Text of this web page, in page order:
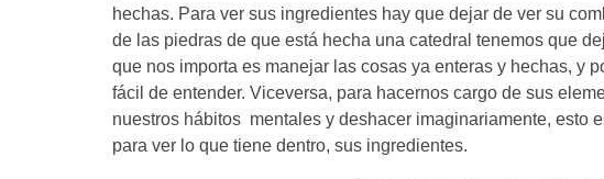
hechas. Para ver sus ingredientes hay que dejar de ver su
de las piedras de que está hecha una catedral tenemos que
que nos importa es manejar las cosas ya enteras y hechas, y
fácil de entender. Viceversa, para hacernos cargo de sus
nuestros hábitos mentales y deshacer imaginariamente, esto
para ver lo que tiene dentro, sus ingredientes.